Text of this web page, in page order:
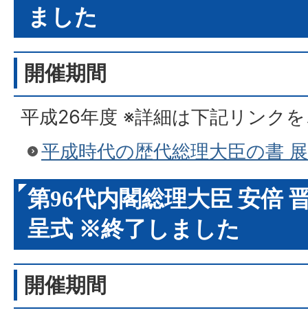
ました
開催期間
平成26年度 ※詳細は下記リンク
平成時代の歴代総理大臣の書
第96代内閣総理大臣 安倍
呈式 ※終了しました
開催期間